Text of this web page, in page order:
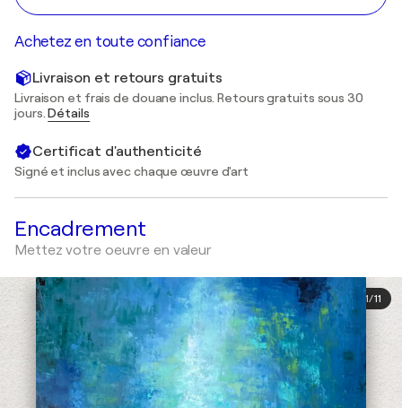
Achetez en toute confiance
Livraison et retours gratuits
Livraison et frais de douane inclus. Retours gratuits sous 30
jours.Détails
Certificat d'authenticité
Signé et inclus avec chaque œuvre d'art
Encadrement
Mettez votre oeuvre en valeur
1/11